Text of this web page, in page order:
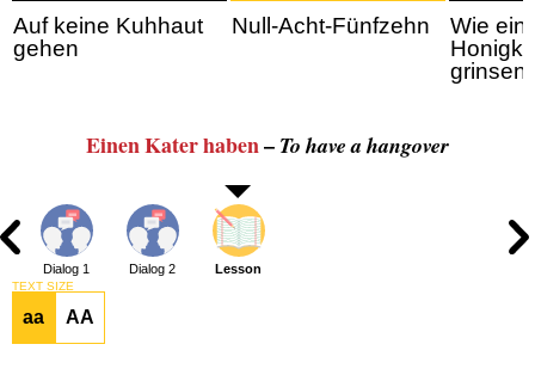
Auf keine Kuhhaut
gehen
Null-Acht-Fünfzehn
Wie ein
grinsen
Einen Kater haben– To have a hangover
Dialog 1 Dialog 2 Lesson
TEXT SIZE
aa AA